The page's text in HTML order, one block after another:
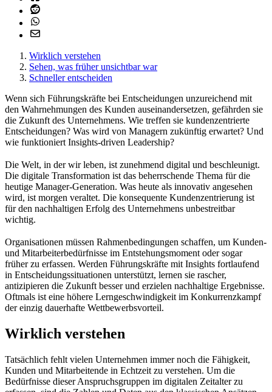
Wirklich verstehen
Sehen, was früher unsichtbar war
Schneller entscheiden
Wenn sich Führungskräfte bei Entscheidungen unzureichend mit
den Wahrnehmungen des Kunden auseinandersetzen, gefährden sie
die Zukunft des Unternehmens. Wie treffen sie kundenzentrierte
Entscheidungen? Was wird von Managern zukünftig erwartet? Und
wie funktioniert Insights-driven Leadership?
Die Welt, in der wir leben, ist zunehmend digital und beschleunigt.
Die digitale Transformation ist das beherrschende Thema für die
heutige Manager-Generation. Was heute als innovativ angesehen
wird, ist morgen veraltet. Die konsequente Kundenzentrierung ist
für den nachhaltigen Erfolg des Unternehmens unbestreitbar
wichtig.
Organisationen müssen Rahmenbedingungen schaffen, um Kunden-
und Mitarbeiterbedürfnisse im Entstehungsmoment oder sogar
früher zu erfassen. Werden Führungskräfte mit Insights fortlaufend
in Entscheidungssituationen unterstützt, lernen sie rascher,
antizipieren die Zukunft besser und erzielen nachhaltige Ergebnisse.
Oftmals ist eine höhere Lerngeschwindigkeit im Konkurrenzkampf
der einzig dauerhafte Wettbewerbsvorteil.
Wirklich verstehen
Tatsächlich fehlt vielen Unternehmen immer noch die Fähigkeit,
Kunden und Mitarbeitende in Echtzeit zu verstehen. Um die
Bedürfnisse dieser Anspruchsgruppen im digitalen Zeitalter zu